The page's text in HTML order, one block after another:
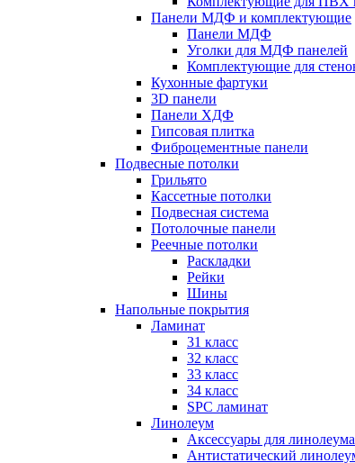
Панели МДФ и комплектующие
Панели МДФ
Уголки для МДФ панелей
Комплектующие для
Кухонные фартуки
3D панели
Панели ХДФ
Гипсовая плитка
Фиброцементные панели
Подвесные потолки
Грильято
Кассетные потолки
Подвесная система
Потолочные панели
Реечные потолки
Раскладки
Рейки
Шины
Напольные покрытия
Ламинат
31 класс
32 класс
33 класс
34 класс
SPC ламинат
Линолеум
Аксессуары для линолеума
Антистатический